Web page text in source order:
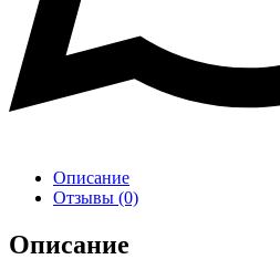
Описание
Отзывы (0)
Описание